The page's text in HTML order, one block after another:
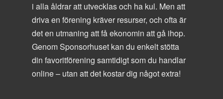
i alla åldrar att utvecklas och ha kul. Men att
driva en förening kräver resurser, och ofta är
det en utmaning att få ekonomin att gå ihop.
Genom Sponsorhuset kan du enkelt stötta
din favoritförening samtidigt som du handlar
online – utan att det kostar dig något extra!